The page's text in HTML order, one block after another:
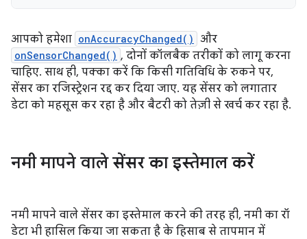
आपको हमेशा onAccuracyChanged() और
onSensorChanged() , दोनों कॉलबैक तरीकों को लागू करना
चाहिए. साथ ही, पक्का करें कि किसी गतिविधि के रुकने पर,
सेंसर का रजिस्ट्रेशन रद्द कर दिया जाए. यह सेंसर को लगातार
डेटा को महसूस कर रहा है और बैटरी को तेज़ी से खर्च कर रहा है.
नमी मापने वाले सेंसर का इस्तेमाल करें
नमी मापने वाले सेंसर का इस्तेमाल करने की तरह ही, नमी का रॉ
डेटा भी हासिल किया जा सकता है के हिसाब से तापमान में